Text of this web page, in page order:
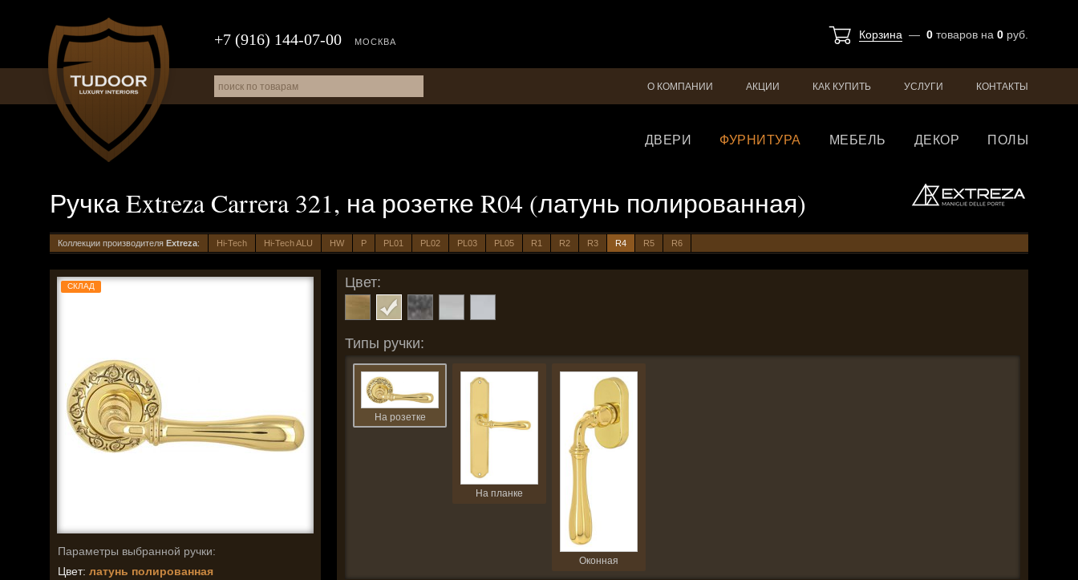
Корзина — 0 товаров на 0 руб.
+7 (916) 144-07-00 МОСКВА
О КОМПАНИИ АКЦИИ КАК КУПИТЬ УСЛУГИ КОНТАКТЫ
ДВЕРИ ФУРНИТУРА МЕБЕЛЬ ДЕКОР ПОЛЫ
Ручка Extreza Carrera 321, на розетке R04 (латунь полированная)
Коллекции производителя Extreza: Hi-Tech Hi-Tech ALU HW P PL01 PL02 PL03 PL05 R1 R2 R3 R4 R5 R6
СКЛАД
Параметры выбранной ручки:
Цвет: латунь полированная
Цвет:
Типы ручки:
На розетке
На планке
Оконная